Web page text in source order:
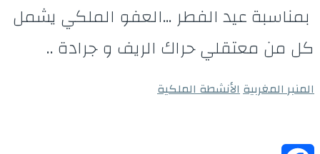
بمناسبة عيد الفطر …العفو الملكي يشمل
كل من معتقلي حراك الريف و جرادة ..
المنبر المغربيةالأنشطة الملكية